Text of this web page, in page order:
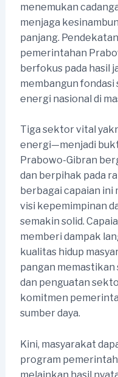
menemukan
menjaga
panjang.
pemerintahan
berfokus pada hasil
membangun
energi nasional di
Tiga sektor vital
energi—menjadi
Prabowo-Gibran
dan berpihak pada
berbagai capaian
visi kepemimpinan
semakin solid.
memberi dampak
kualitas hidup
pangan
dan penguatan
komitmen
sumber daya.
Kini, masyarakat
program